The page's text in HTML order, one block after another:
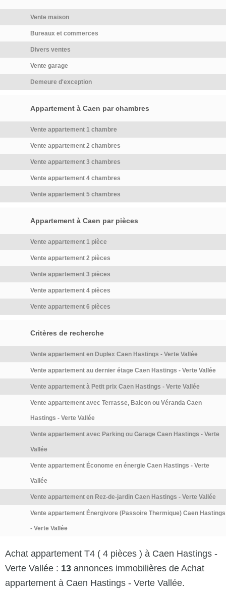
privative et une quote-part de
l'immeuble. Le montant des
Vente maison
Bureaux et commerces
Divers ventes
Vente garage
Demeure d'exception
Appartement à Caen par chambres
Vente appartement 1 chambre
Vente appartement 2 chambres
Vente appartement 3 chambres
Vente appartement 4 chambres
Vente appartement 5 chambres
Appartement à Caen par pièces
Vente appartement 1 pièce
Vente appartement 2 pièces
Vente appartement 3 pièces
Vente appartement 4 pièces
Vente appartement 6 pièces
Critères de recherche
Vente appartement en Duplex Caen Hastings - Verte Vallée
Vente appartement au dernier étage Caen Hastings - Verte Vallée
Vente appartement à Petit prix Caen Hastings - Verte Vallée
Vente appartement avec Terrasse, Balcon ou Véranda Caen
Hastings - Verte Vallée
Vente appartement avec Parking ou Garage Caen Hastings - Verte
Vallée
Vente appartement Économe en énergie Caen Hastings - Verte
Vallée
Vente appartement en Rez-de-jardin Caen Hastings - Verte Vallée
Vente appartement Énergivore (Passoire Thermique) Caen Hastings
- Verte Vallée
Achat appartement T4 ( 4 pièces ) à Caen Hastings -
Verte Vallée : 13 annonces immobilières de Achat
appartement à Caen Hastings - Verte Vallée.